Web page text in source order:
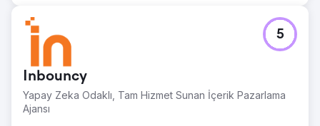
Inbouncy
Yapay Zeka Odaklı, Tam Hizmet Sunan İçerik Pazarlama
Ajansı
5